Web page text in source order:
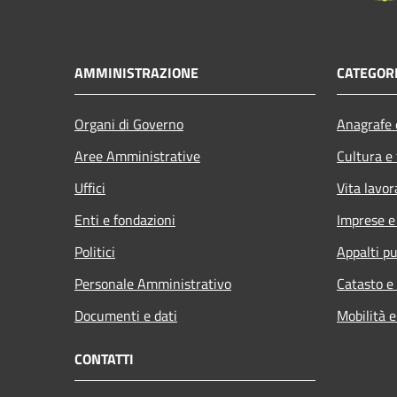
AMMINISTRAZIONE
Organi di Governo
Aree Amministrative
Uffici
Enti e fondazioni
Politici
Personale Amministrativo
Documenti e dati
Cultura
Vita
Imprese
Appalti
Catasto
Mobilità
CONTATTI